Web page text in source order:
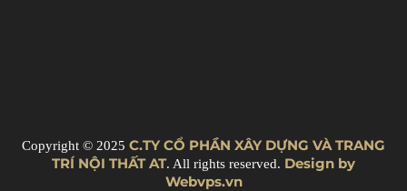
Copyright © 2025 C.TY CỔ PHẦN XÂY DỰNG VÀ TRANG
TRÍ NỘI THẤT AT. All rights reserved. Design by
Webvps.vn